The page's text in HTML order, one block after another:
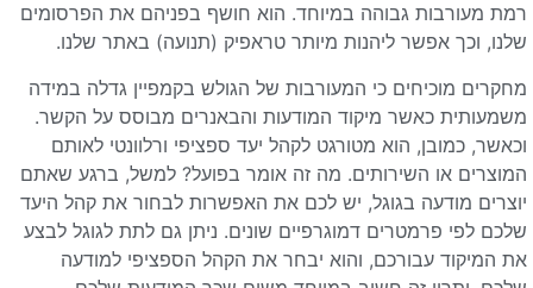
רמת מעורבות גבוהה במיוחד. הוא חושף בפניהם את הפרסומים
שלנו, וכך אפשר ליהנות מיותר טראפיק (תנועה) באתר שלנו.
מחקרים מוכיחים כי המעורבות של הגולש בקמפיין גדלה במידה
משמעותית כאשר מיקוד המודעות והבאנרים מבוסס על הקשר.
וכאשר, כמובן, הוא מטורגט לקהל יעד ספציפי ורלוונטי לאותם
המוצרים או השירותים. מה זה אומר בפועל? למשל, ברגע שאתם
יוצרים מודעה בגוגל, יש לכם את האפשרות לבחור את קהל היעד
שלכם לפי פרמטרים דמוגרפיים שונים. ניתן גם לתת לגוגל לבצע
את המיקוד עבורכם, והוא יבחר את הקהל הספציפי למודעה